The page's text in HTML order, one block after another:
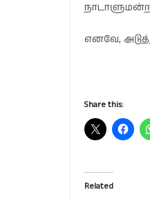
எனவே,
Share this:
Related